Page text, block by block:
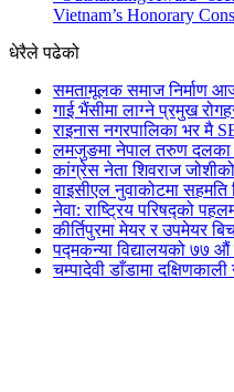
Vietnam’s Honorary
धेरैले पढेको
समतामूलक समाज निर्माण
गाई भैंसीमा लाग्ने प्रमुख
राइनास नगरपालिका भर मै
लमजुङमा नेपाल तरुण
कांग्रेस नेता शिवराज
वाइसीएल नुवाकोटमा
नेवा: राष्ट्रिय परिषद्को
कीर्तिपुरमा मेयर र उपमेयर
पद्मकन्या विद्यालयको ७७ औं
चम्पादेवी डाँडामा